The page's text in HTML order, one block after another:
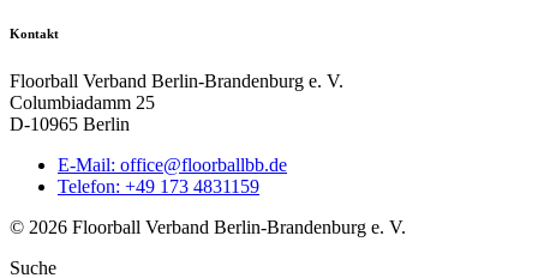
Kontakt
Floorball Verband Berlin-Brandenburg e. V.
Columbiadamm 25
D-10965 Berlin
E-Mail: ed.bbllabroolf@eciffo
Telefon: +49 173 4831159
© 2026 Floorball Verband Berlin-Brandenburg e. V.
Suche